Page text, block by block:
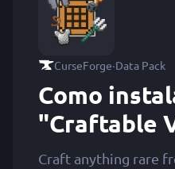
CurseForge·Data Pack
Como
"Craftable
Craft anything rare